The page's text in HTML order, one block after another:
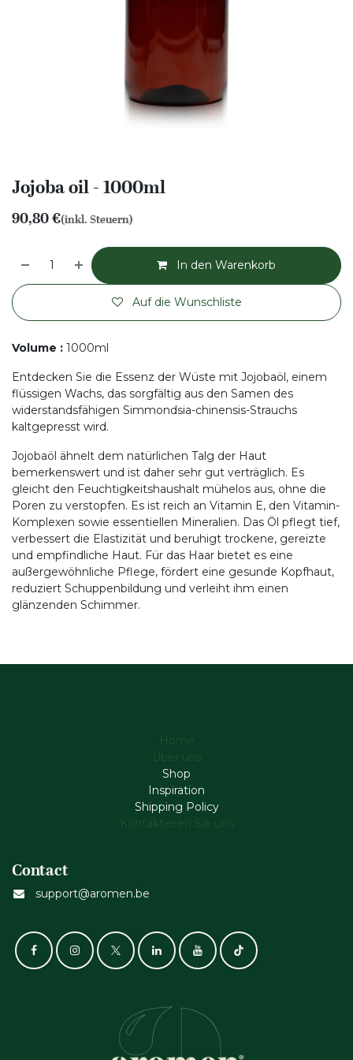
Jojoba oil - 1000ml
90,80€(inkl. Steuern)
In den Warenkorb
Auf die Wunschliste
Volume : 1000ml
Entdecken Sie die Essenz der Wüste mit Jojobaöl, einem
flüssigen Wachs, das sorgfältig aus den Samen des
widerstandsfähigen Simmondsia-chinensis-Strauchs
kaltgepresst wird.
Jojobaöl ähnelt dem natürlichen Talg der Haut
bemerkenswert und ist daher sehr gut verträglich. Es
gleicht den Feuchtigkeitshaushalt mühelos aus, ohne die
Poren zu verstopfen. Es ist reich an Vitamin E, den Vitamin-
Komplexen sowie essentiellen Mineralien. Das Öl pflegt tief,
verbessert die Elastizität und beruhigt trockene, gereizte
und empfindliche Haut. Für das Haar bietet es eine
außergewöhnliche Pflege, fördert eine gesunde Kopfhaut,
reduziert Schuppenbildung und verleiht ihm einen
glänzenden Schimmer.
Home
Über uns
Shop
Inspiration
Shipping Policy
Kontaktieren Sie uns
Contact
support@aromen.be